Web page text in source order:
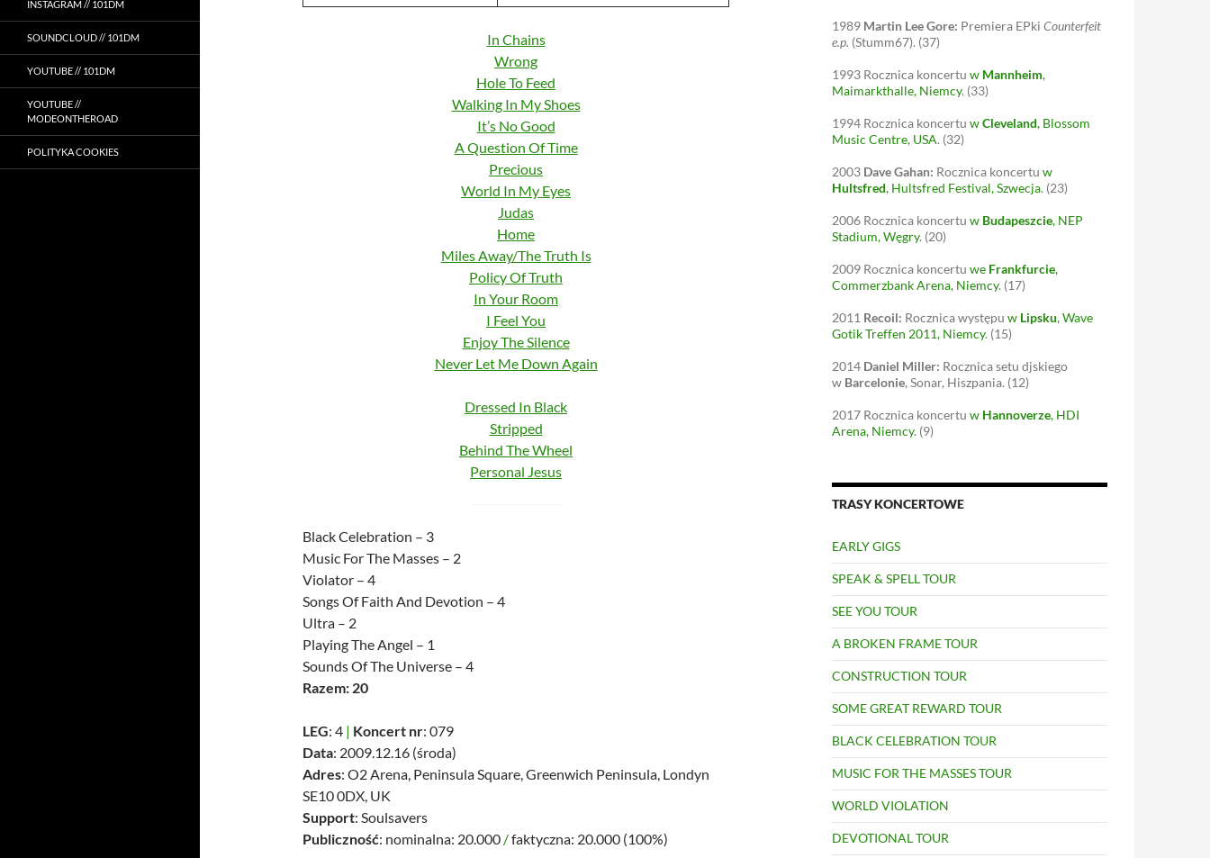
In Chains
Wrong
Hole To Feed
Walking In My Shoes
It’s No Good
A Question Of Time
Precious
World In My Eyes
Judas
Home
Miles Away/The Truth Is
Policy Of Truth
In Your Room
I Feel You
Enjoy The Silence
Never Let Me Down Again
Dressed In Black
Stripped
Behind The Wheel
Personal Jesus
Black Celebration – 3
Music For The Masses – 2
Violator – 4
Songs Of Faith And Devotion – 4
Ultra – 2
Playing The Angel – 1
Sounds Of The Universe – 4
Razem: 20
LEG: 4 | Koncert nr: 079
Data: 2009.12.16 (środa)
Adres: O2 Arena, Peninsula Square, Greenwich Peninsula, Londyn
SE10 0DX, UK
Support: Soulsavers
Publiczność: nominalna: 20.000 /faktyczna: 20.000 (100%)
1989 Martin Lee Gore: Premiera EPki Counterfeit
e.p. (Stumm67). (37)
1993 Rocznica koncertu w Mannheim,
Maimarkthalle, Niemcy. (33)
1994 Rocznica koncertu wCleveland, Blossom
Music Centre, USA. (32)
2003 Dave Gahan: Rocznica koncertu w
Hultsfred, Hultsfred Festival, Szwecja. (23)
2006 Rocznica koncertu w Budapeszcie, NEP
Stadium, Węgry. (20)
2009 Rocznica koncertu we Frankfurcie,
Commerzbank Arena, Niemcy. (17)
2011 Recoil: Rocznica występu w Lipsku, Wave
Gotik Treffen 2011, Niemcy. (15)
2014 Daniel Miller: Rocznica setu djskiego
w Barcelonie, Sonar, Hiszpania. (12)
2017 Rocznica koncertu w Hannoverze, HDI
Arena, Niemcy. (9)
TRASY KONCERTOWE
EARLY GIGS
SPEAK & SPELL TOUR
SEE YOU TOUR
A BROKEN FRAME TOUR
CONSTRUCTION TOUR
SOME GREAT REWARD TOUR
BLACK CELEBRATION TOUR
MUSIC FOR THE MASSES TOUR
WORLD VIOLATION
DEVOTIONAL TOUR
INSTAGRAM // 101DM
SOUNDCLOUD // 101DM
YOUTUBE // 101DM
YOUTUBE //
MODEONTHEROAD
POLITYKA COOKIES